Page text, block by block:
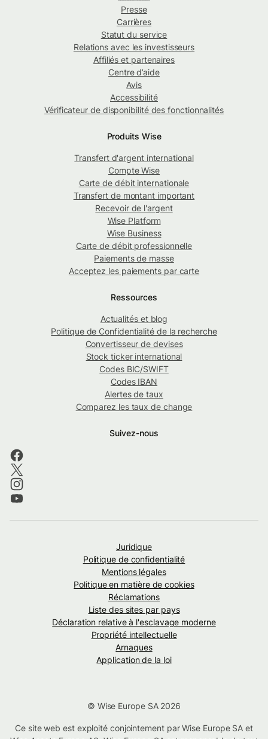
Presse
Carrières
Statut du service
Relations avec les investisseurs
Affiliés et partenaires
Centre d’aide
Avis
Accessibilité
Vérificateur de disponibilité des fonctionnalités
Produits Wise
Transfert d'argent international
Compte Wise
Carte de débit internationale
Transfert de montant important
Recevoir de l'argent
Wise Platform
Wise Business
Carte de débit professionnelle
Paiements de masse
Acceptez les paiements par carte
Ressources
Actualités et blog
Politique de Confidentialité de la recherche
Convertisseur de devises
Stock ticker international
Codes BIC/SWIFT
Codes IBAN
Alertes de taux
Comparez les taux de change
Suivez-nous
Juridique
Politique de confidentialité
Mentions légales
Politique en matière de cookies
Réclamations
Liste des sites par pays
Déclaration relative à l'esclavage moderne
Propriété intellectuelle
Arnaques
Application de la loi
© Wise Europe SA 2026
Ce site web est exploité conjointement par Wise Europe SA et